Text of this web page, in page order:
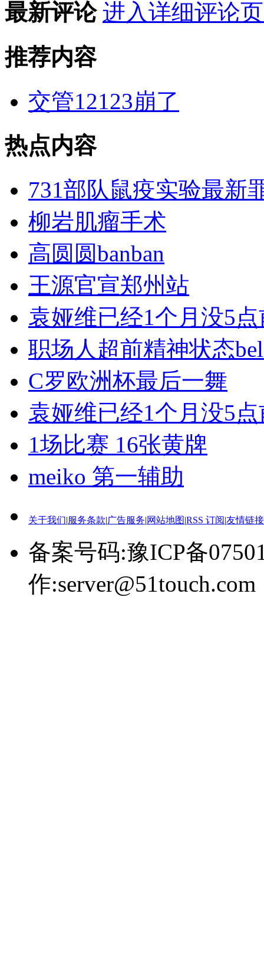
最新评论 进入详细评论
推荐内容
交管12123崩了
热点内容
731部队鼠疫实验最新
柳岩肌瘤手术
高圆圆banban
王源官宣郑州站
袁娅维已经1个月没5
职场人超前精神状态
C罗欧洲杯最后一舞
袁娅维已经1个月没5
1场比赛 16张黄牌
meiko 第一辅助
关于我们|服务条款|广告服务|网站地图|RSS 订阅|友情链接
备案号码:豫ICP备
作:server@51touch.com